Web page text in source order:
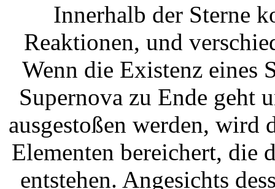
Innerhalb der Sterne
Reaktionen, und
Wenn die Existenz eines
Supernova zu Ende geht
ausgestoßen werden, wird
Elementen bereichert, die
entstehen. Angesichts